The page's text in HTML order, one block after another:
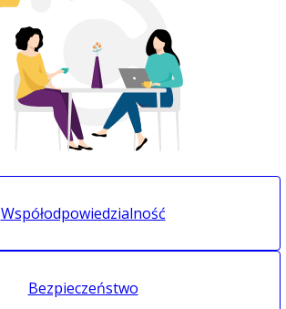
Współodpowiedzialność
Bezpieczeństwo